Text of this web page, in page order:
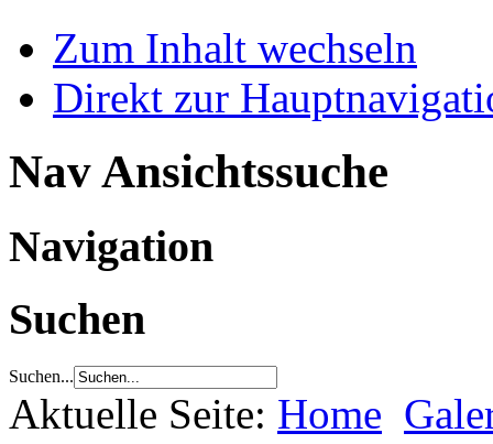
Zum Inhalt wechseln
Direkt zur
Nav Ansichtssuche
Navigation
Suchen
Suchen...
Aktuelle Seite: Home